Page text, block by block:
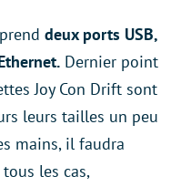
deux ports USB,
Dernier point
Joy Con Drift sont
leurs tailles un peu
mains, il faudra
tous les cas,